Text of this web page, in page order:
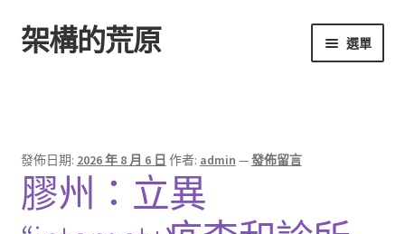
跳
至
跳
至
架構的荒原 選單
發佈日期: 2026 年 8 月 6 日 作者: admin —發佈留言
膠州：立異